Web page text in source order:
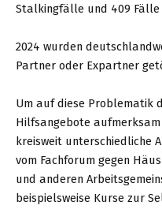
Stalkingfälle und 409
2024 wurden
Partner oder Expartner
Um auf diese Problematik
Hilfsangebote
kreisweit unterschiedliche
vom Fachforum gegen
und anderen
beispielsweise Kurse zur